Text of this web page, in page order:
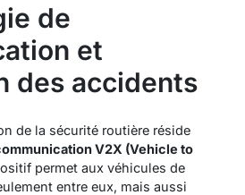
de
et
des accidents
de la sécurité routière réside
V2X (Vehicle to
permet aux véhicules de
entre eux, mais aussi